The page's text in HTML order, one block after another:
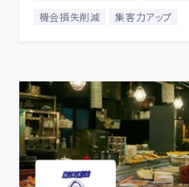
機会損失削減
集客力アップ